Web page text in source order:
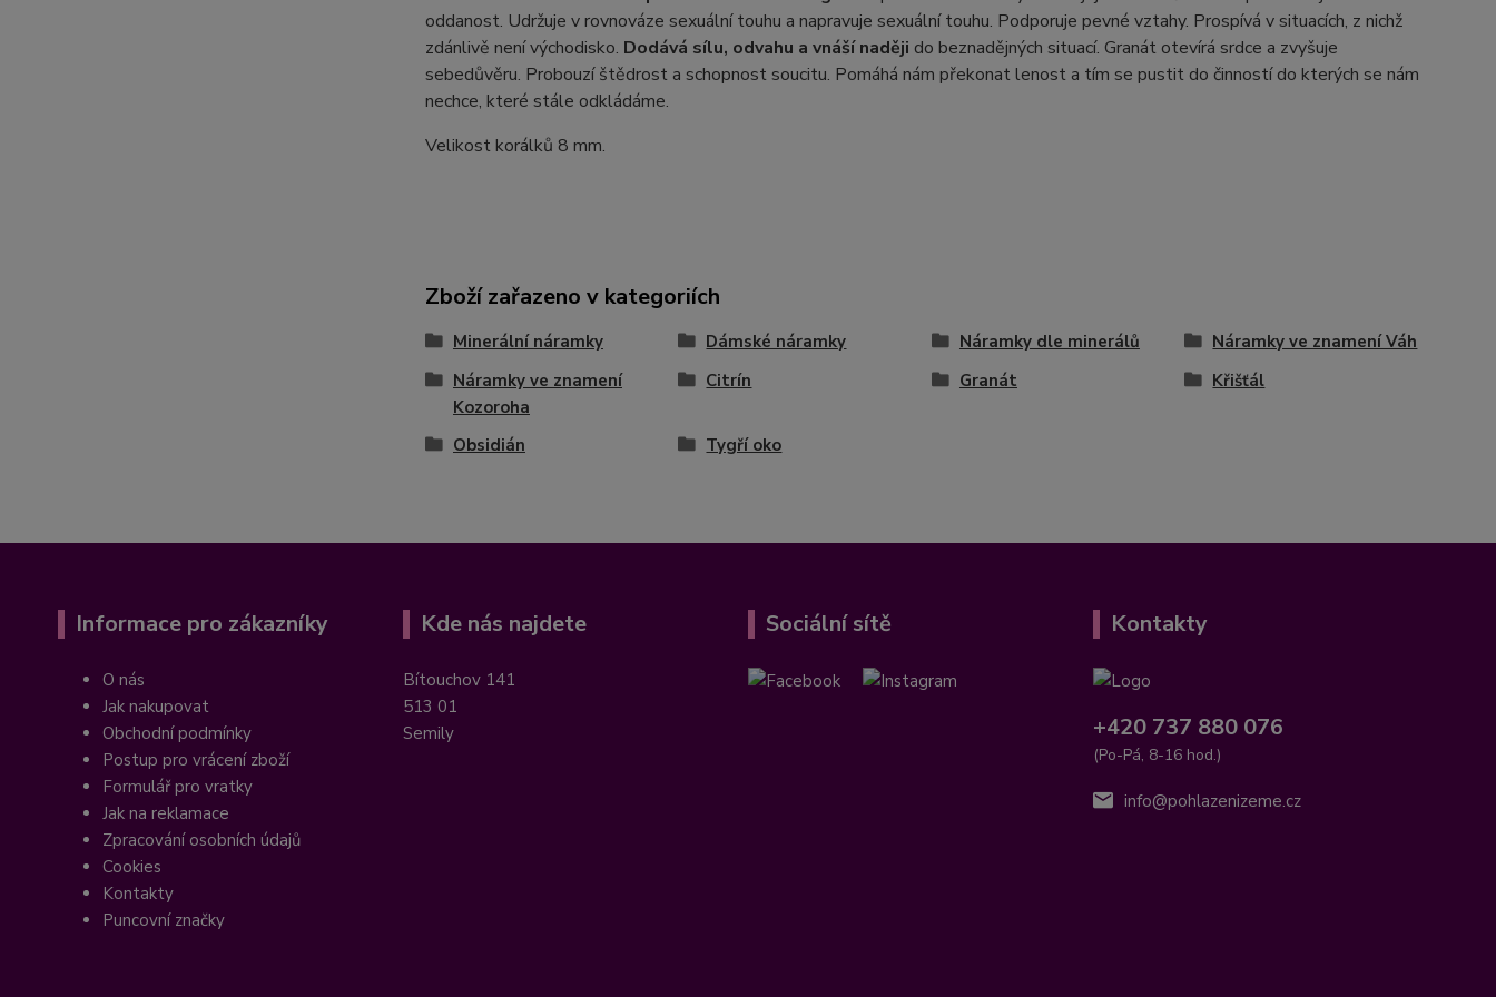
oddanost. Udržuje v rovnováze sexuální touhu a napravuje sexuální touhu. Podporuje pevné vztahy. Prospívá v situacích, z nichž
zdánlivě není východisko. Dodává sílu, odvahu a vnáší naději do beznadějných situací. Granát otevírá srdce a zvyšuje
sebedůvěru. Probouzí štědrost a schopnost soucitu. Pomáhá nám překonat lenost a tím se pustit do činností do kterých se nám
nechce, které stále odkládáme.
Velikost korálků 8 mm.
Zboží zařazeno v kategoriích
Minerální náramky Dámské náramky Náramky dle minerálů
Náramky ve znamení Váh
Náramky ve znamení
Kozoroha
Citrín Granát Křišťál
Obsidián Tygří oko
Informace pro zákazníky
O nás
Jak nakupovat
Obchodní podmínky
Postup pro vrácení zboží
Formulář pro vratky
Jak na reklamace
Zpracování osobních údajů
Cookies
Kontakty
Puncovní značky
Kde nás najdete
Bítouchov 141
513 01
Semily
Sociální sítě Kontakty
+420 737 880 076
(Po-Pá, 8-16 hod.)
info@pohlazenizeme.cz